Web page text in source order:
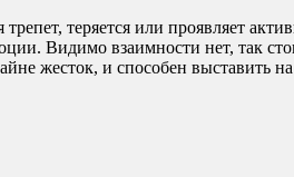
теряется или проявляет
Видимо взаимности нет, так
жесток, и способен выставить